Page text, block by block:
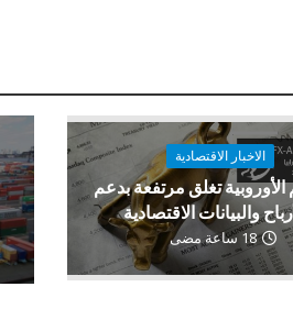
الاخبار الاقتصادية
الأوروبية تغلق مرتفعة بدعم
والبيانات الاقتصادية
18 ساعة مضى